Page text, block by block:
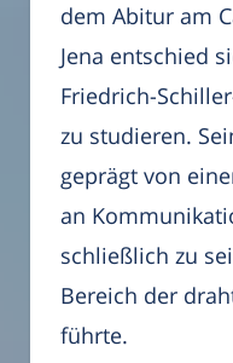
dem Abitur am
Jena entschied
Friedrich-
zu studieren.
geprägt von
an
schließlich zu
Bereich der
führte.